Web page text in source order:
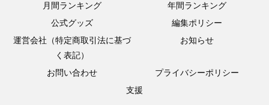
月間ランキング
年間ランキング
公式グッズ
編集ポリシー
運営会社（特定商取引法に基づ
く表記）
お知らせ
お問い合わせ
プライバシーポリシー
支援